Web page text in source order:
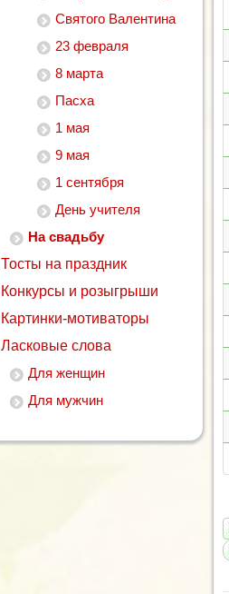
Святого Валентина
23 февраля
8 марта
Пасха
1 мая
9 мая
1 сентября
День учителя
На свадьбу
Тосты на праздник
Конкурсы и розыгрыши
Картинки-мотиваторы
Ласковые слова
Для женщин
Для мужчин